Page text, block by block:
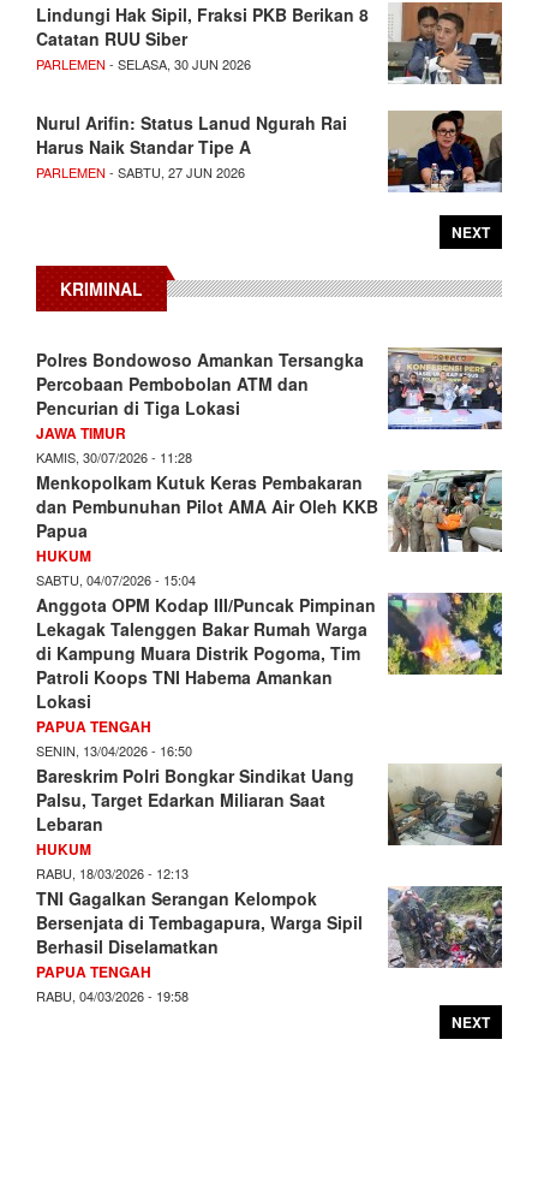
Lindungi Hak Sipil, Fraksi PKB Berikan 8
Catatan RUU Siber
PARLEMEN - SELASA, 30 JUN 2026
Nurul Arifin: Status Lanud Ngurah Rai
Harus Naik Standar Tipe A
PARLEMEN - SABTU, 27 JUN 2026
NEXT
KRIMINAL
Polres Bondowoso Amankan Tersangka
Percobaan Pembobolan ATM dan
Pencurian di Tiga Lokasi
JAWA TIMUR
KAMIS, 30/07/2026 - 11:28
Menkopolkam Kutuk Keras Pembakaran
dan Pembunuhan Pilot AMA Air Oleh KKB
Papua
HUKUM
SABTU, 04/07/2026 - 15:04
Anggota OPM Kodap III/Puncak Pimpinan
Lekagak Talenggen Bakar Rumah Warga
di Kampung Muara Distrik Pogoma, Tim
Patroli Koops TNI Habema Amankan
Lokasi
PAPUA TENGAH
SENIN, 13/04/2026 - 16:50
Bareskrim Polri Bongkar Sindikat Uang
Palsu, Target Edarkan Miliaran Saat
Lebaran
HUKUM
RABU, 18/03/2026 - 12:13
TNI Gagalkan Serangan Kelompok
Bersenjata di Tembagapura, Warga Sipil
Berhasil Diselamatkan
PAPUA TENGAH
RABU, 04/03/2026 - 19:58
NEXT